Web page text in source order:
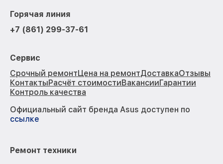
Горячая линия
+7 (861) 299-37-61
Сервис
Срочный ремонтЦена на ремонтДоставкаОтзывы
КонтактыРасчёт стоимостиВакансииГарантии
Контроль качества
Официальный сайт бренда Asus доступен по
ссылке
Ремонт техники